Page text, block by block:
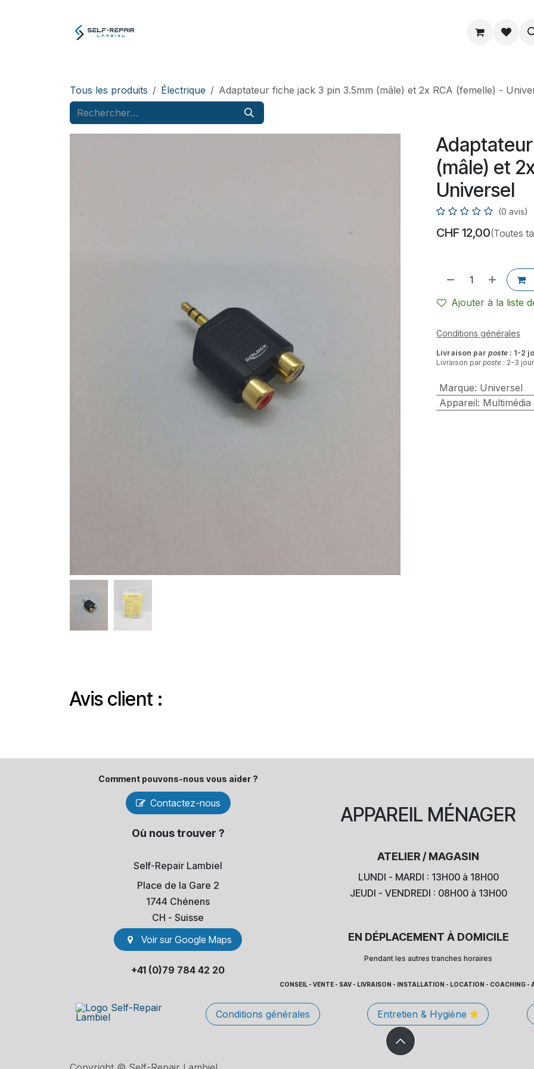
À propos
Tous les produits Électrique Adaptateur fiche jack 3 pin 3.5mm (mâle) et 2x RCA (femelle) -
(mâle) et
Universel
(0 avis)
CHF 12,00(Toutes
Ajouter à la liste
Conditions générales
Livraison par poste : 1-2
Livraison parposte : 2-3
Marque: Universel
Appareil:
Avis client :
Comment pouvons-​nous vous aider ?
Contactez-nous
Où nous trouver ?
Self-Repair Lambiel
Place de la Gare 2
1744 Chénens
​CH - Suisse
Voir sur Go​​ogle Maps
+41 (0)79 784 42 20
APPAREIL MÉNAGER
ATELIER / MAGASIN
LUNDI - MARDI : 13H00 à 18H00
JEUDI - VENDREDI : 08H00 à 13H00
EN DÉPLACEMENT À DOMICILE
Pendant les autres tranches horaires
CONSEIL - VENTE - SAV - LIVRAISON - INSTALLATION - LOCATION - COACHING -
Entretien & Hygiène
Conditions générales